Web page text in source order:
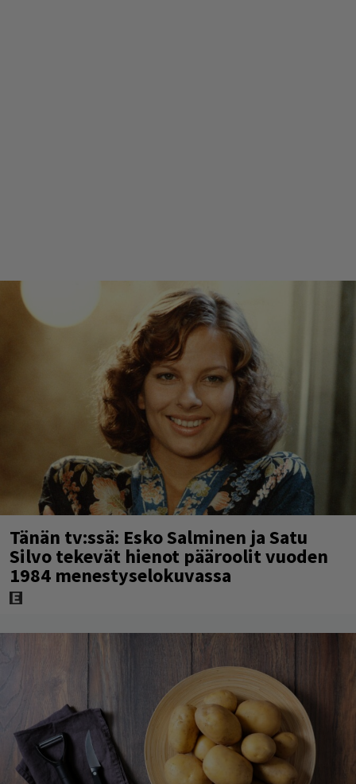
Tänän tv:ssä: Esko Salminen ja Satu
Silvo tekevät hienot pääroolit vuoden
1984 menestyselokuvassa